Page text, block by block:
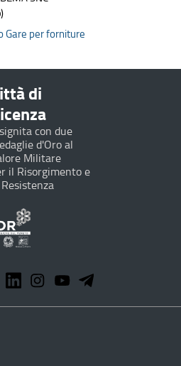
)
Gare per forniture
di
con due
d'Oro al
Militare
il Risorgimento e